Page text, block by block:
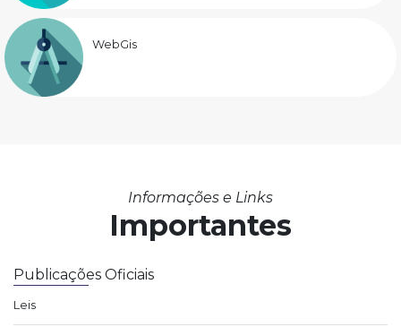
WebGis
Informações e Links
Importantes
Publicações Oficiais
Leis